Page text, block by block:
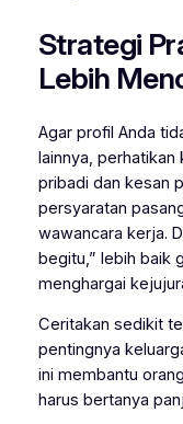
Strategi
Lebih
Agar profil Anda
lainnya, perhatikan
pribadi dan kesan
persyaratan
wawancara kerja.
begitu,” lebih baik
menghargai
Ceritakan sedikit
pentingnya
ini membantu
harus bertanya